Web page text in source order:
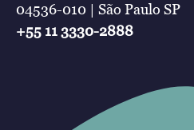
04536-010 | São Paulo SP
+55 11 3330-2888